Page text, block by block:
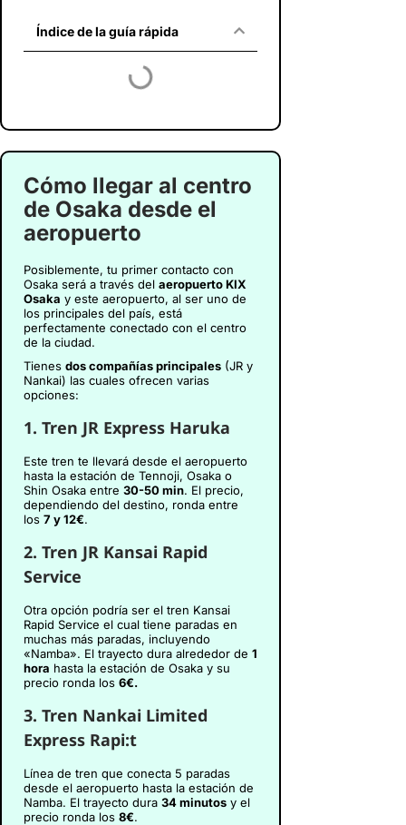
Índice de la guía rápida
Cómo llegar al centro
de Osaka desde el
aeropuerto
Posiblemente, tu primer contacto con
Osaka será a través del aeropuerto KIX
Osaka y este aeropuerto, al ser uno de
los principales del país, está
perfectamente conectado con el centro
de la ciudad.
Tienes dos compañías principales (JR y
Nankai) las cuales ofrecen varias
opciones:
1. Tren JR Express Haruka
Este tren te llevará desde el aeropuerto
hasta la estación de Tennoji, Osaka o
Shin Osaka entre 30-50 min. El precio,
dependiendo del destino, ronda entre
los 7 y 12€.
2. Tren JR Kansai Rapid
Service
Otra opción podría ser el tren Kansai
Rapid Service el cual tiene paradas en
muchas más paradas, incluyendo
«Namba». El trayecto dura alrededor de 1
hora hasta la estación de Osaka y su
precio ronda los 6€.
3. Tren Nankai Limited
Express Rapi:t
Línea de tren que conecta 5 paradas
desde el aeropuerto hasta la estación de
Namba. El trayecto dura 34 minutos y el
precio ronda los 8€.